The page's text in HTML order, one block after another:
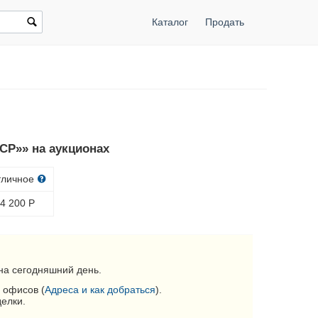
Каталог Продать
на аукционах
4 200 Р
сегодняшний день.
офисов (Адреса и как добраться).